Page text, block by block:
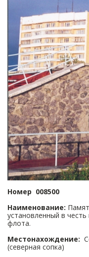
Номер 008500
Наименование:
установленный в
флота.
Местонахождение:
(северная сопка)